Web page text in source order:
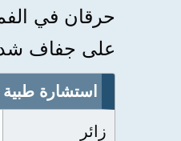
حرقان في
على جفاف
استشارة طبية رقم
زائر